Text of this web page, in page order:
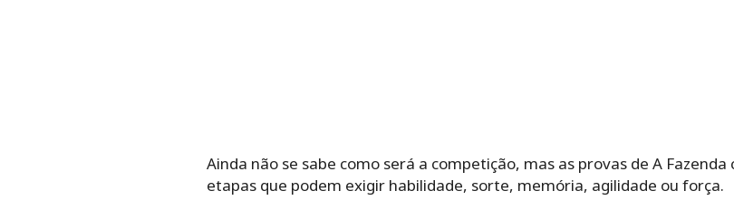
Ainda não se sabe como será a competição, mas as provas de A
etapas que podem exigir habilidade, sorte, memória, agilidade ou força.